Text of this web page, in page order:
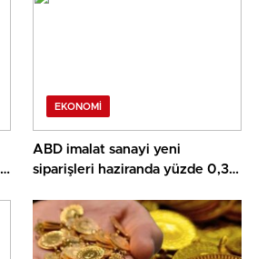
EKONOMI
ABD imalat sanayi yeni
siparişleri haziranda yüzde 0,3